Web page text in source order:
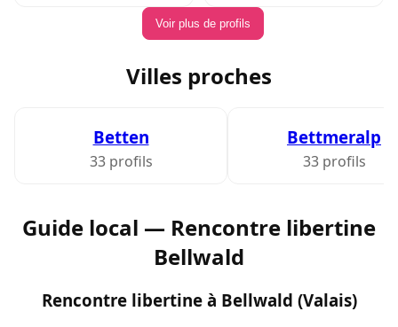
Voir plus de profils
Villes proches
Betten
33 profils
Bettmeralp
33 profils
Guide local — Rencontre libertine
Bellwald
Rencontre libertine à Bellwald (Valais)